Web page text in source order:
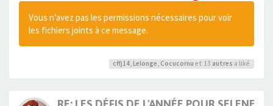
Vous n’avez pas les permissions nécessaires pour voir
les fichiers joints à ce message.
cffj14, Lelonge, Cocucornu et 13 autres a liké